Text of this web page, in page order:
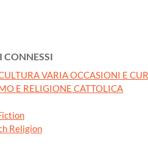
CONNESSI
VARIA OCCASIONI E
E RELIGIONE CATTOLICA
Religion